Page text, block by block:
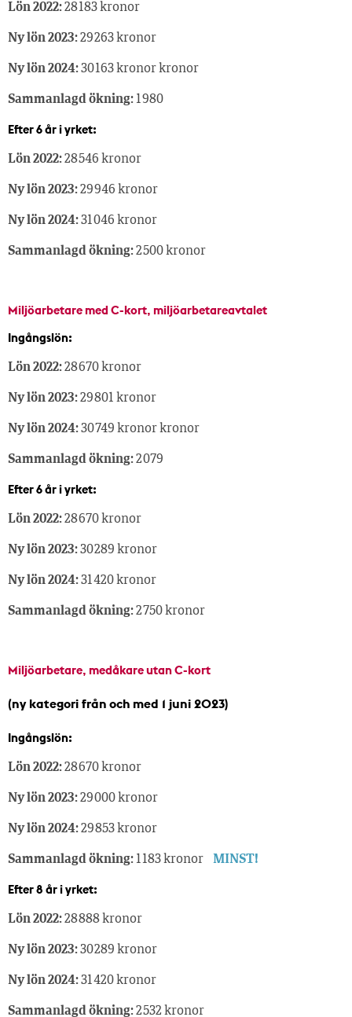
Lön 2022:28 183 kronor
Ny lön 2023:29 263 kronor
Ny lön 2024:30 163 kronor kronor
Sammanlagd ökning:1 980
Efter 6 år i yrket:
Lön 2022:28 546 kronor
Ny lön 2023:29 946 kronor
Ny lön 2024:31 046 kronor
Sammanlagd ökning:2 500 kronor
Miljöarbetare med C-kort, miljöarbetareavtalet
Ingångslön:
Lön 2022:28 670 kronor
Ny lön 2023:29 801 kronor
Ny lön 2024:30 749 kronor kronor
Sammanlagd ökning:2 079
Efter 6 år i yrket:
Lön 2022:28 670 kronor
Ny lön 2023:30 289 kronor
Ny lön 2024:31 420 kronor
Sammanlagd ökning:2 750 kronor
Miljöarbetare, medåkare utan C-kort
(ny kategori från och med 1 juni 2023)
Ingångslön:
Lön 2022:28 670 kronor
Ny lön 2023:29 000 kronor
Ny lön 2024:29 853 kronor
Sammanlagd ökning:1 183 kronor MINST!
Efter 8 år i yrket:
Lön 2022:28 888 kronor
Ny lön 2023:30 289 kronor
Ny lön 2024:31 420 kronor
Sammanlagd ökning:2 532 kronor